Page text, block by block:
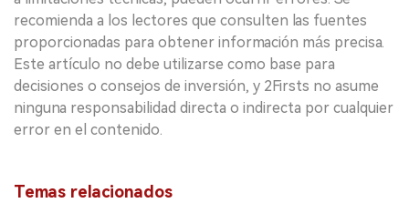
recomienda a los lectores que consulten las fuentes
proporcionadas para obtener información más precisa.
Este artículo no debe utilizarse como base para
decisiones o consejos de inversión, y 2Firsts no asume
ninguna responsabilidad directa o indirecta por cualquier
error en el contenido.
Temas relacionados